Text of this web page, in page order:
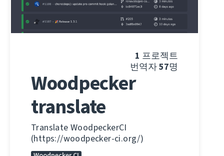
1 프로젝트
번역자57명
Woodpecker
translate
Translate WoodpeckerCI
(https://woodpecker-ci.org/)